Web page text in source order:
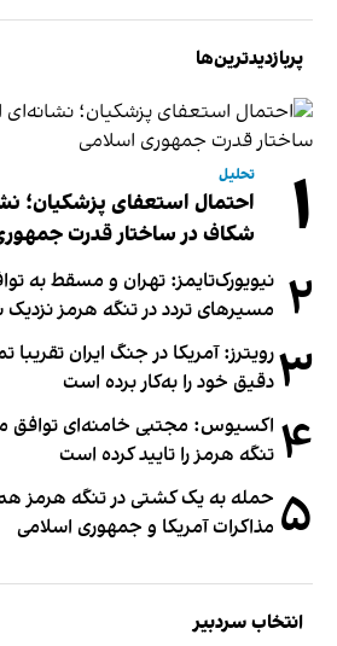
پربازدیدترین‌ها
۱ تحلیل
احتمال استعفای پزشکیان؛
شکاف در ساختار قدرت
۲ نیویورک‌تایمز: تهران و مسقط به
مسیرهای تردد در تنگه هرمز نزدیک
۳رویترز: آمریکا در جنگ ایران
دقیق خود را به‌کار برده است
۴ اکسیوس: مجتبی خامنه‌ای توافق
تنگه هرمز را تایید کرده است
۵ حمله به یک کشتی در تنگه هرمز
مذاکرات آمریکا و جمهوری اسلامی
انتخاب سردبیر